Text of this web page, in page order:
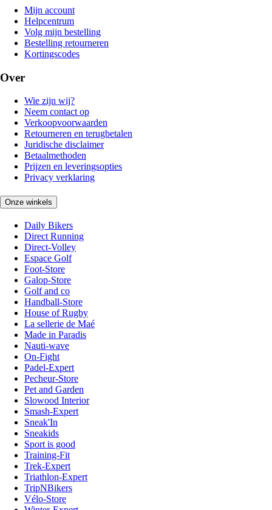
Mijn account
Helpcentrum
Volg mijn bestelling
Bestelling retourneren
Kortingscodes
Over
Wie zijn wij?
Neem contact op
Verkoopvoorwaarden
Retourneren en terugbetalen
Juridische disclaimer
Betaalmethoden
Prijzen en leveringsopties
Privacy verklaring
Onze winkels
Daily Bikers
Direct Running
Direct-Volley
Espace Golf
Foot-Store
Galop-Store
Golf and co
Handball-Store
House of Rugby
La sellerie de Maé
Made in Paradis
Nauti-wave
On-Fight
Padel-Expert
Pecheur-Store
Pet and Garden
Slowood Interior
Smash-Expert
Sneak'In
Sneakids
Sport is good
Training-Fit
Trek-Expert
Triathlon-Expert
TripNBikers
Vélo-Store